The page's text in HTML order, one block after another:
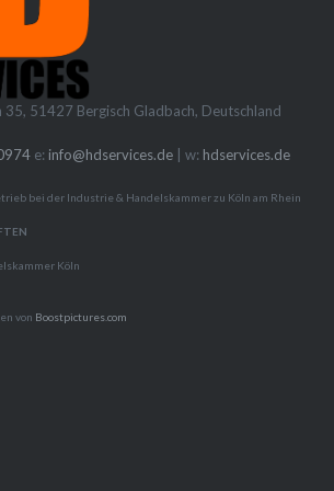
speziell
35, 51427 Bergisch Gladbach, Deutschland
e: info@hdservices.de| w: hdservices.de
bei der Industrie & Handelskammer zu Köln am Rhein
Köln
von Boostpictures.com